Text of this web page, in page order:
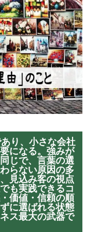
り、小さな会社
になる。強みが
じで、言葉の選
らない原因の多
見込み客の視点
も実践できるコ
価値・信頼の順
に選ばれる状態
ス最大の武器で